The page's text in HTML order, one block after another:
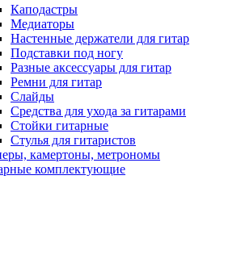
Каподастры
Медиаторы
Настенные держатели для гитар
Подставки под ногу
Разные аксессуары для гитар
Ремни для гитар
Слайды
Средства для ухода за гитарами
Стойки гитарные
Стулья для гитаристов
камертоны, метрономы
комплектующие